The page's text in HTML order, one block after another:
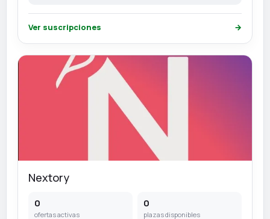
Ver suscripciones →
Nextory
0
ofertas activas
0
plazas disponibles